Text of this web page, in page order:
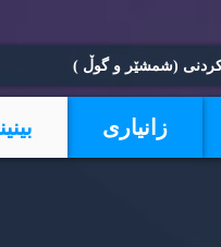
كردنی (شمشێر و گوڵ )
زانیاری